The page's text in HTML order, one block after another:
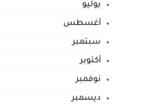
يوليو
أغسطس
سبتمبر
أكتوبر
نوفمبر
ديسمبر